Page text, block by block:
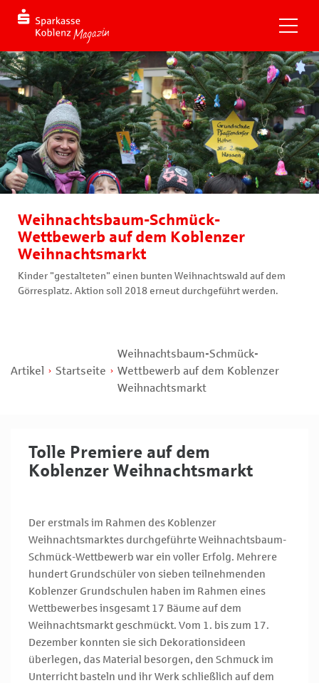
Weihnachtsbaum-Schmück-
Wettbewerb auf dem Koblenzer
Weihnachtsmarkt
Kinder "gestalteten" einen bunten Weihnachtswald auf dem
Görresplatz. Aktion soll 2018 erneut durchgeführt werden.
Artikel Startseite
Weihnachtsbaum-Schmück-
Wettbewerb auf dem Koblenzer
Weihnachtsmarkt
Tolle Premiere auf dem
Koblenzer Weihnachtsmarkt
Der erstmals im Rahmen des Koblenzer
Weihnachtsmarktes durchgeführte Weihnachtsbaum-
Schmück-Wettbewerb war ein voller Erfolg. Mehrere
hundert Grundschüler von sieben teilnehmenden
Koblenzer Grundschulen haben im Rahmen eines
Wettbewerbes insgesamt 17 Bäume auf dem
Weihnachtsmarkt geschmückt. Vom 1. bis zum 17.
Dezember konnten sie sich Dekorationsideen
überlegen, das Material besorgen, den Schmuck im
Unterricht basteln und ihr Werk schließlich auf dem